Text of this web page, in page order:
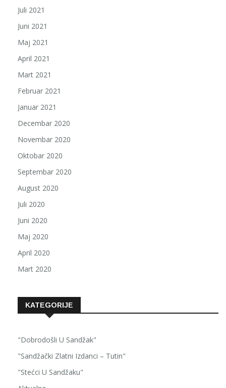
Juli 2021
Juni 2021
Maj 2021
April 2021
Mart 2021
Februar 2021
Januar 2021
Decembar 2020
Novembar 2020
Oktobar 2020
Septembar 2020
August 2020
Juli 2020
Juni 2020
Maj 2020
April 2020
Mart 2020
KATEGORIJE
"Dobrodošli U Sandžak"
"Sandžački Zlatni Izdanci – Tutin"
"Stećci U Sandžaku"